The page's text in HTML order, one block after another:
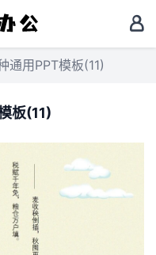
通用PPT模板(11)
板(11)